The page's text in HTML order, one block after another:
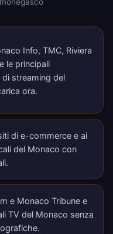
Info, TMC, Riviera
le principali
streaming del
ora.
di e-commerce e ai
del Monaco con
e Monaco Tribune e
TV del Monaco senza